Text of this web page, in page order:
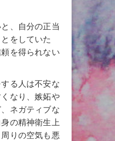
、自分の正当
をしていた
を得られない
る人は不安な
なり、嫉妬や
ネガティブな
の精神衛生上
りの空気も悪